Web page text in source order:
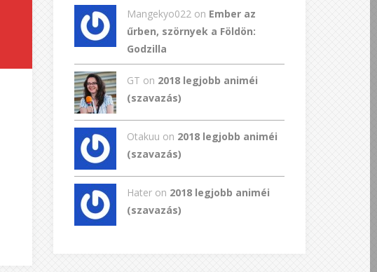
Mangekyo022 on Ember az
űrben, szörnyek a Földön:
Godzilla
GT on 2018 legjobb animéi
(szavazás)
Otakuu on 2018 legjobb animéi
(szavazás)
Hater on 2018 legjobb animéi
(szavazás)